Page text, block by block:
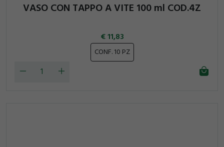
VASO CON TAPPO A VITE 100 ml COD.4Z
11,83
CONF. 10 PZ